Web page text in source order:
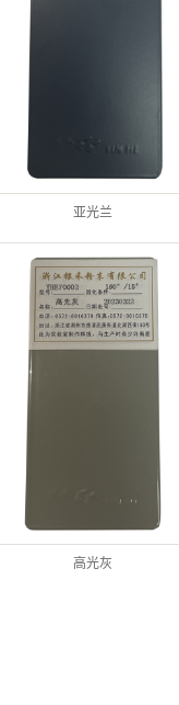
亚光兰
高光灰